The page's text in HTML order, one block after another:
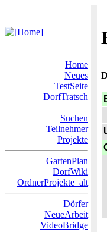
Home
Neues
TestSeite
DorfTratsch
Suchen
Teilnehmer
Projekte
GartenPlan
DorfWiki
OrdnerProjekte_alt
Dörfer
NeueArbeit
VideoBridge